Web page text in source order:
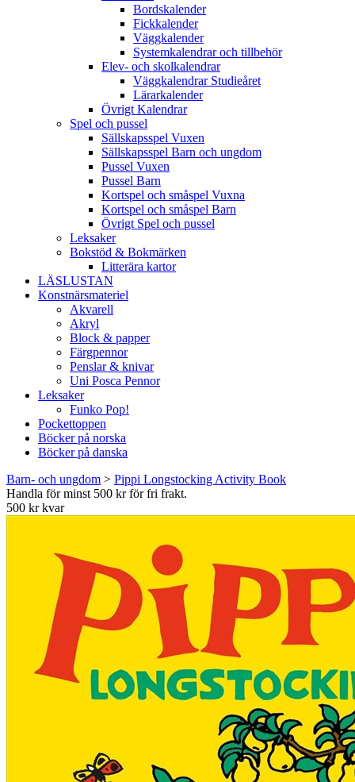
Bordskalender
Fickkalender
Väggkalender
Systemkalendrar och tillbehör
Elev- och skolkalendrar
Väggkalendrar Studieåret
Lärarkalender
Övrigt Kalendrar
Spel och pussel
Sällskapsspel Vuxen
Sällskapsspel Barn och ungdom
Pussel Vuxen
Pussel Barn
Kortspel och småspel Vuxna
Kortspel och småspel Barn
Övrigt Spel och pussel
Leksaker
Bokstöd & Bokmärken
Litterära kartor
LÄSLUSTAN
Konstnärsmateriel
Akvarell
Akryl
Block & papper
Färgpennor
Penslar & knivar
Uni Posca Pennor
Leksaker
Funko Pop!
Pockettoppen
Böcker på norska
Böcker på danska
Barn- och ungdom > Pippi Longstocking Activity Book
Handla för minst 500 kr för fri frakt.
500 kr kvar